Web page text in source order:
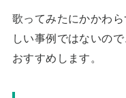
歌ってみたにかかわ
しい事例ではないの
おすすめします。